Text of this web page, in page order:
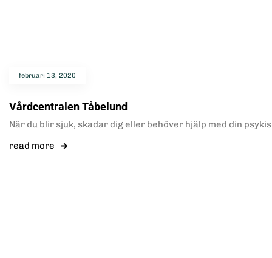
februari 13, 2020
Vårdcentralen Tåbelund
När du blir sjuk, skadar dig eller behöver hjälp med din
read more